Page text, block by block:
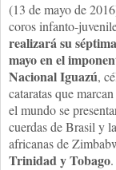
(13 de mayo de
coros infanto-
realizará su
mayo en el
Nacional Iguazú,
cataratas que
el mundo se
cuerdas de Brasil y
africanas de
Trinidad y Tobago.